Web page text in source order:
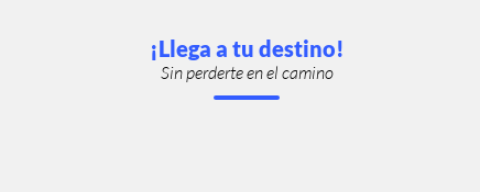
¡Llega a tu destino!
Sin perderte en el camino